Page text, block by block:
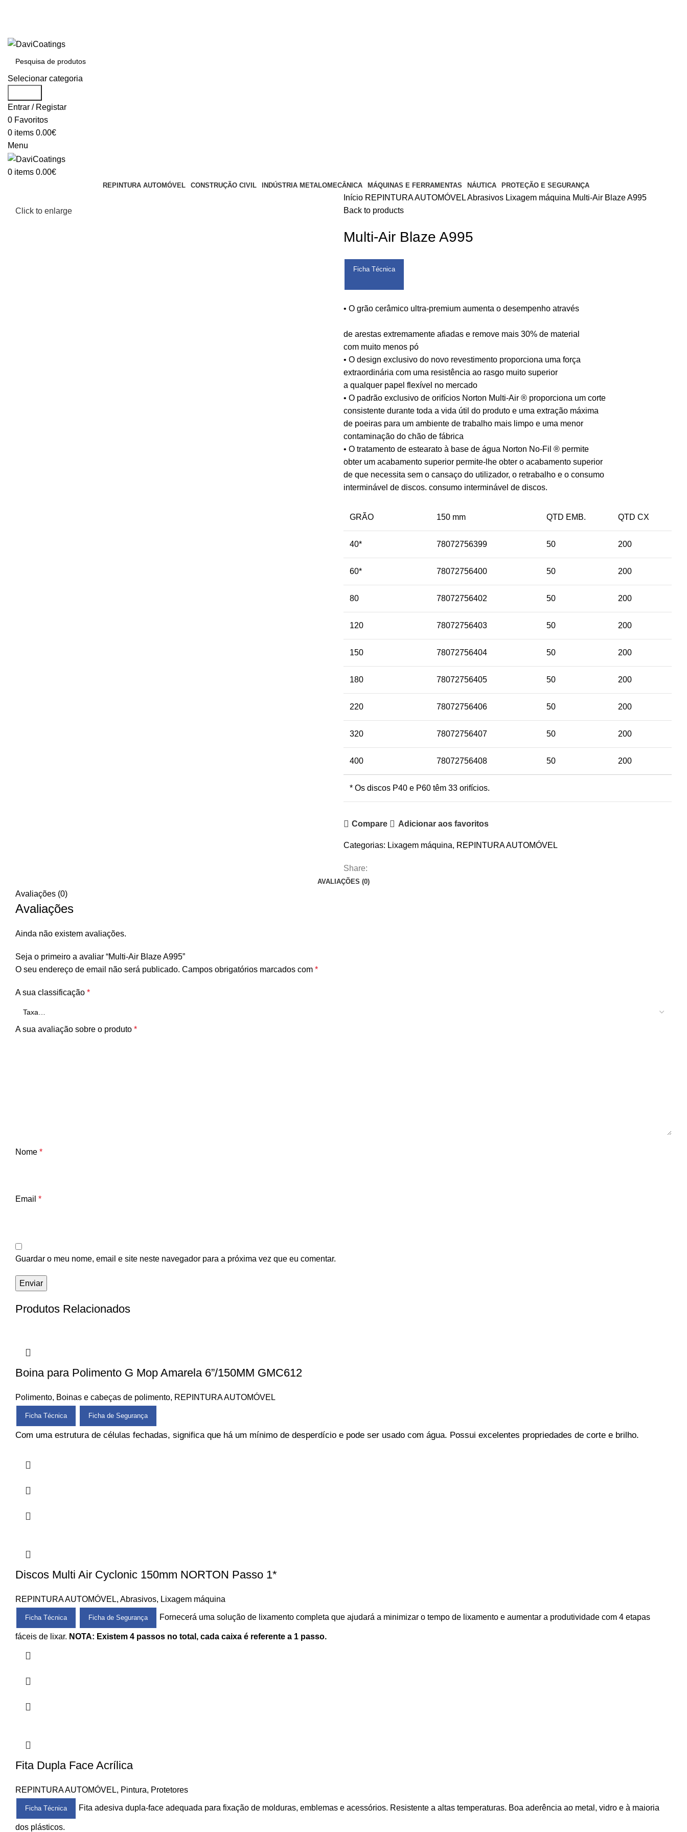
Selecionar categoria
Entrar / Registar
0 Favoritos
0 items 0.00€
Menu
0 items 0.00€
REPINTURA AUTOMÓVEL CONSTRUÇÃO CIVIL INDÚSTRIA METALOMECÂNICA MÁQUINAS E FERRAMENTAS NÁUTICA PROTEÇÃO E SEGURANÇA
Click to enlarge
Início REPINTURA AUTOMÓVELAbrasivos Lixagem máquina Multi-Air Blaze A995
Back to products
Multi-Air Blaze A995
Ficha Técnica
• O grão cerâmico ultra-premium aumenta o desempenho através
de arestas extremamente afiadas e remove mais 30% de material
com muito menos pó
• O design exclusivo do novo revestimento proporciona uma força
extraordinária com uma resistência ao rasgo muito superior
a qualquer papel flexível no mercado
• O padrão exclusivo de orifícios Norton Multi-Air ® proporciona um corte
consistente durante toda a vida útil do produto e uma extração máxima
de poeiras para um ambiente de trabalho mais limpo e uma menor
contaminação do chão de fábrica
• O tratamento de estearato à base de água Norton No-Fil ® permite
obter um acabamento superior permite-lhe obter o acabamento superior
de que necessita sem o cansaço do utilizador, o retrabalho e o consumo
interminável de discos. consumo interminável de discos.
GRÃO 150 mm QTD EMB. QTD CX
40* 78072756399 50 200
60* 78072756400 50 200
80 78072756402 50 200
120 78072756403 50 200
150 78072756404 50 200
180 78072756405 50 200
220 78072756406 50 200
320 78072756407 50 200
400 78072756408 50 200
* Os discos P40 e P60 têm 33 orifícios.
Compare Adicionar aos favoritos
Categorias: Lixagem máquina, REPINTURA AUTOMÓVEL
Share:
AVALIAÇÕES (0)
Avaliações (0)
Avaliações
Ainda não existem avaliações.
Seja o primeiro a avaliar “Multi-Air Blaze A995”
O seu endereço de email não será publicado. Campos obrigatórios marcados com *
A sua classificação *
A sua avaliação sobre o produto *
Nome *
Email *
Guardar o meu nome, email e site neste navegador para a próxima vez que eu comentar.
Produtos Relacionados
Boina para Polimento G Mop Amarela 6”/150MM GMC612
Polimento, Boinas e cabeças de polimento, REPINTURA AUTOMÓVEL
Ficha Técnica Ficha de Segurança
Com uma estrutura de células fechadas, significa que há um mínimo de desperdício e pode ser usado com água. Possui excelentes propriedades de corte e brilho.
Discos Multi Air Cyclonic 150mm NORTON Passo 1*
REPINTURA AUTOMÓVEL, Abrasivos, Lixagem máquina
Ficha Técnica Ficha de Segurança Fornecerá uma solução de lixamento completa que ajudará a minimizar o tempo de lixamento e aumentar a produtividade com 4 etapas
fáceis de lixar. NOTA: Existem 4 passos no total, cada caixa é referente a 1 passo.
Fita Dupla Face Acrílica
REPINTURA AUTOMÓVEL, Pintura, Protetores
Ficha Técnica Fita adesiva dupla-face adequada para fixação de molduras, emblemas e acessórios. Resistente a altas temperaturas. Boa aderência ao metal, vidro e à maioria
dos plásticos.